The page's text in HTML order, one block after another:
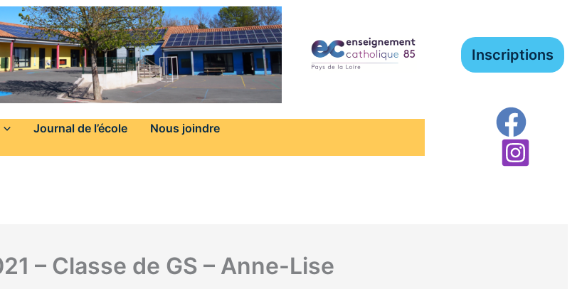
Inscriptions
Journal de l’école
Nous joindre
– Classe de GS – Anne-Lise